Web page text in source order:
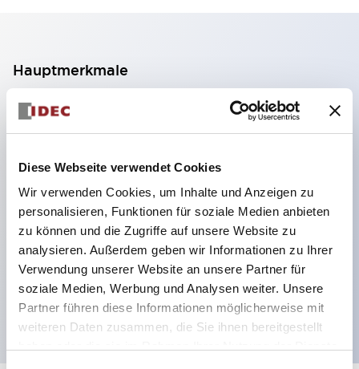
Diese Webseite verwendet Cookies
Wir verwenden Cookies, um Inhalte und Anzeigen zu
personalisieren, Funktionen für soziale Medien anbieten
zu können und die Zugriffe auf unsere Website zu
analysieren. Außerdem geben wir Informationen zu Ihrer
Verwendung unserer Website an unsere Partner für
soziale Medien, Werbung und Analysen weiter. Unsere
Partner führen diese Informationen möglicherweise mit
weiteren Daten zusammen, die Sie ihnen bereitgestellt
Hauptmerkmale
2-Kontakt-Block mit 2 Stufen, ermöglicht eine 4-
Kontakt-Konfiguration (Gewährleistung der
Isolierung zwischen den 2 Kontakten).
59,9 mm (※ 22-stufiger Kontaktblock).
Platzsparendes Design möglich.
Sicherheitsstruktur der 3. Generation: 2-Aktions-
Freisetzung, integrierter Schutz, IP20-
Fingerschutzstruktur